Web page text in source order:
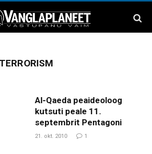
TERRORISM
Al-Qaeda peaideoloog
kutsuti peale 11.
septembrit Pentagoni
21. okt. 2010 1